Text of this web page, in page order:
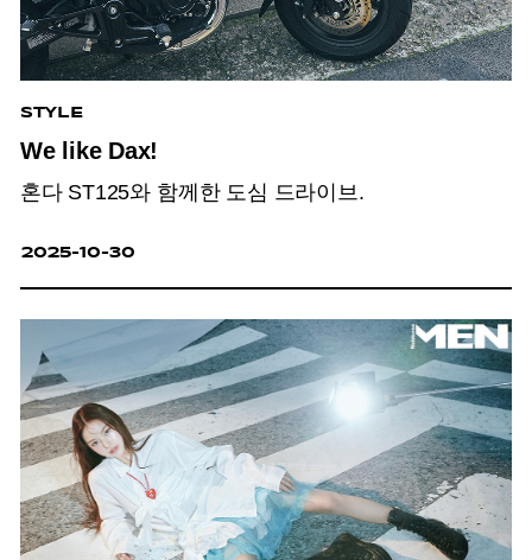
STYLE
We like Dax!
혼다 ST125와 함께한 도심 드라이브.
2025-10-30